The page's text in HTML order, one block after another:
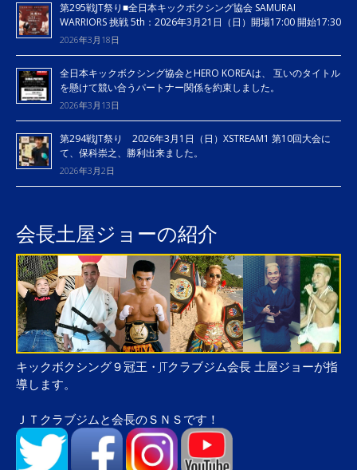
第295戦JT祭り■全日本キックボクシング協会 SAMURAI
WARRIORS 挑戦 5th：2026年3月21日（日）開場17:00 開始17:30
2026年3月18日
全日本キックボクシング協会とHERO KOREAは、 互いのタイトル
を懸けて競い合うパートナー関係を約束しました。
2026年3月13日
第294戦JT祭り 2026年3月1日（日）XSTREAM1 第10回大会に
て、保科崇之、勝利出来ました。
2026年3月2日
会長土屋ジョーの紹介
キックボクシング９冠王・JTクラブジム会長 土屋ジョーが指
導します。
ＪＴクラブジムと会長のＳＮＳです！